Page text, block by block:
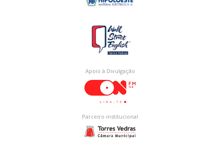
Apoio à Divulgação
Parceiro institucional